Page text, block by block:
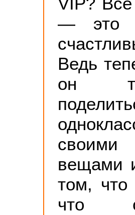
— это
Ведь
он
вещами
том, что
что